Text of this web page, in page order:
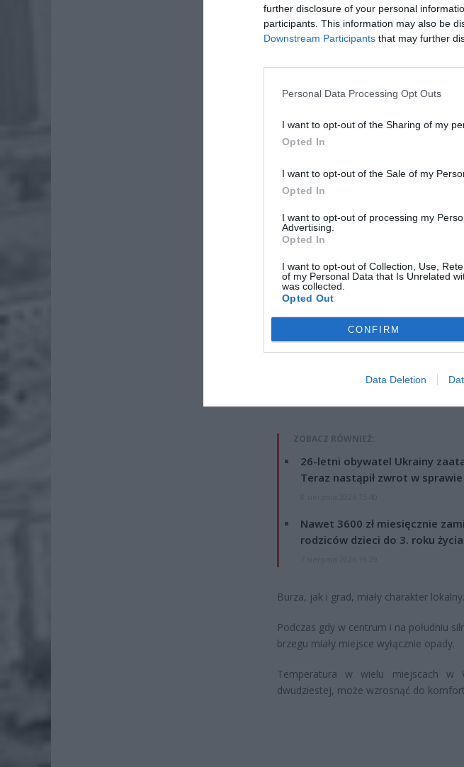
further disclosure of your personal
participants. This information may also be
Downstream Participants that may further
Personal Data Processing Opt Outs
I want to opt-out of the Sharing of my
Opted In
I want to opt-out of the Sale of my
Opted In
I want to opt-out of processing my
Advertising.
Opted In
I want to opt-out of Collection, Use,
of my Personal Data that Is Unrelated
was collected.
Opted Out
CONFIRM
Data Deletion
ZOBACZ RÓWNIEŻ:
26-letni obywatel Ukrainy
Teraz nastąpił zwrot w sprawie
Nawet 3600 zł miesięcznie
rodziców dzieci do 3. roku życia
Burza, jak i grad, miały charakter lokalny.
Podczas gdy w centrum i na południu
brzegu miały miejsce wyłącznie opady.
Temperatura w wielu miejscach w
dwudziestej, może wzrosnąć do